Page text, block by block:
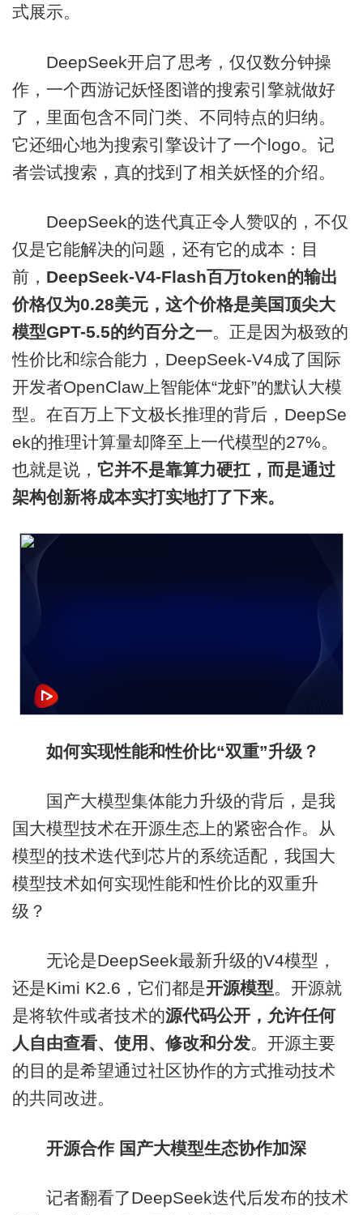
式展示。
DeepSeek开启了思考，仅仅数分钟操
作，一个西游记妖怪图谱的搜索引擎就做好
了，里面包含不同门类、不同特点的归纳。
它还细心地为搜索引擎设计了一个logo。记
者尝试搜索，真的找到了相关妖怪的介绍。
DeepSeek的迭代真正令人赞叹的，不仅
仅是它能解决的问题，还有它的成本：目
前， DeepSeek-V4-Flash百万token的输出
价格仅为0.28美元，这个价格是美国顶尖大
模型GPT-5.5的约百分之一。正是因为极致的
性价比和综合能力，DeepSeek-V4成了国际
开发者OpenClaw上智能体“龙虾”的默认大模
型。在百万上下文极长推理的背后，DeepSe
ek的推理计算量却降至上一代模型的27%。
也就是说， 它并不是靠算力硬扛，而是通过
架构创新将成本实打实地打了下来。
如何实现性能和性价比“双重”升级？
国产大模型集体能力升级的背后，是我
国大模型技术在开源生态上的紧密合作。从
模型的技术迭代到芯片的系统适配，我国大
模型技术如何实现性能和性价比的双重升
级？
无论是DeepSeek最新升级的V4模型，
还是Kimi K2.6，它们都是开源模型。开源就
是将软件或者技术的源代码公开，允许任何
人自由查看、使用、修改和分发。开源主要
的目的是希望通过社区协作的方式推动技术
的共同改进。
开源合作 国产大模型生态协作加深
记者翻看了DeepSeek迭代后发布的技术